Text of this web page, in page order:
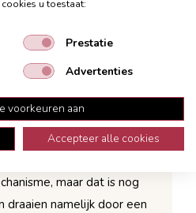
kunt samenstellen.
verkrijgbaar
maar dat is nog
draaien namelijk door een
cookies u toestaat:
Prestatie
Advertenties
voorkeuren aan
Accepteer alle cookies